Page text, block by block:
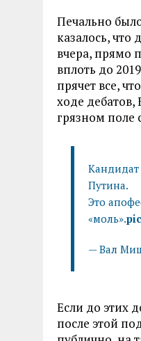
Печально
казалось,
вчера, прямо
вплоть до
прячет все,
ходе
грязном поле
Путина.
Это
«моль».
— Вал
Если до этих
после этой